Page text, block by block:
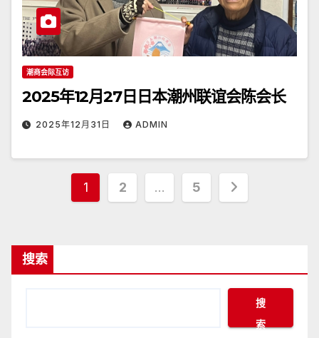
潮商会际互访
2025年12月27日日本潮州联谊会陈会长
2025年12月31日 ADMIN
文
页
1 2 … 5
搜索
搜
索